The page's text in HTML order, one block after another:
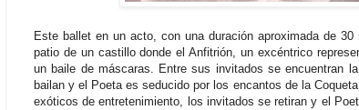
Este ballet en un acto, con una duración aproximada de 30
patio de un castillo donde el Anfitrión, un excéntrico
un baile de máscaras. Entre sus invitados se encuentran
bailan y el Poeta es seducido por los encantos de la
exóticos de entretenimiento, los invitados se retiran y el